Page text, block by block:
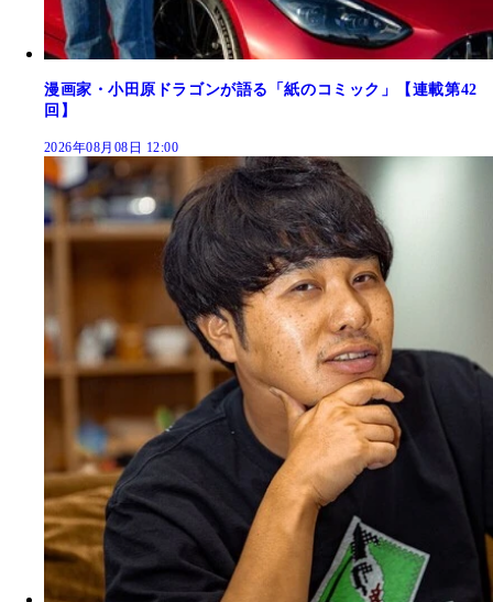
漫画家・小田原ドラゴンが語る「紙のコミック」【連載第42
回】
2026年08月08日 12:00